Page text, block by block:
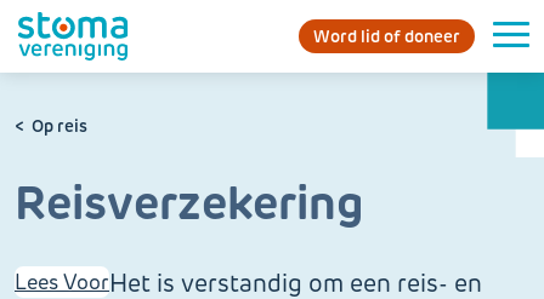
Word lid of doneer
Op reis
Reisverzekering
Lees VoorHet is verstandig om een reis- en